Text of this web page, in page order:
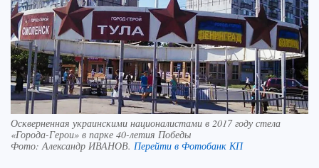
Оскверненная украинскими националистами в 2017 году стела
«Города-Герои» в парке 40-летия Победы
Фото:Александр ИВАНОВ. Перейти в Фотобанк КП